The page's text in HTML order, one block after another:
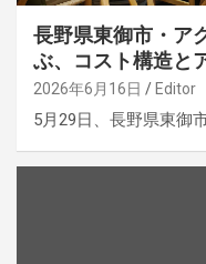
長野県東御市・ア
ぶ、コスト構造と
2026年6月16日 Editor
5月29日、長野県東御